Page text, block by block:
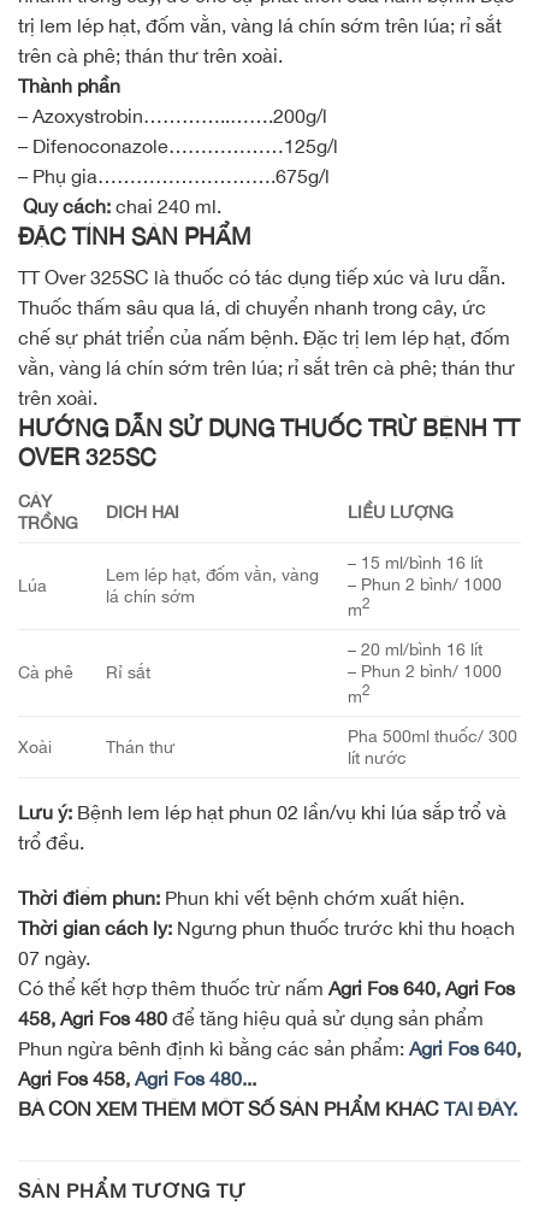
trị lem lép hạt, đốm vằn, vàng lá chín sớm trên lúa; rỉ sắt
trên cà phê; thán thư trên xoài.
Thành phần
– Azoxystrobin…………..…….200g/l
– Difenoconazole………………125g/l
– Phụ gia……………………….675g/l
Quy cách: chai 240 ml.
ĐẶC TÍNH SẢN PHẨM
TT Over 325SC là thuốc có tác dụng tiếp xúc và lưu dẫn.
Thuốc thấm sâu qua lá, di chuyển nhanh trong cây, ức
chế sự phát triển của nấm bệnh. Đặc trị lem lép hạt, đốm
vằn, vàng lá chín sớm trên lúa; rỉ sắt trên cà phê; thán thư
trên xoài.
HƯỚNG DẪN SỬ DỤNG THUỐC TRỪ BỆNH TT
OVER 325SC
CÂY
TRỒNG
DỊCH HẠI LIỀU LƯỢNG
Lúa
Lem lép hạt, đốm vằn, vàng
lá chín sớm
– 15 ml/bình 16 lít
– Phun 2 bình/ 1000
m2
Cà phê Rỉ sắt
– 20 ml/bình 16 lít
– Phun 2 bình/ 1000
m2
Xoài Thán thư
Pha 500ml thuốc/ 300
lít nước
Lưu ý: Bệnh lem lép hạt phun 02 lần/vụ khi lúa sắp trổ và
trổ đều.
Thời điểm phun: Phun khi vết bệnh chớm xuất hiện.
Thời gian cách ly: Ngưng phun thuốc trước khi thu hoạch
07 ngày.
Có thể kết hợp thêm thuốc trừ nấm Agri Fos 640, Agri Fos
458, Agri Fos 480 để tăng hiệu quả sử dụng sản phẩm
Phun ngừa bênh định kì bằng các sản phẩm: Agri Fos 640,
Agri Fos 458, Agri Fos 480...
BÀ CON XEM THÊM MỘT SỐ SẢN PHẨM KHÁC TẠI ĐÂY.
SẢN PHẨM TƯƠNG TỰ